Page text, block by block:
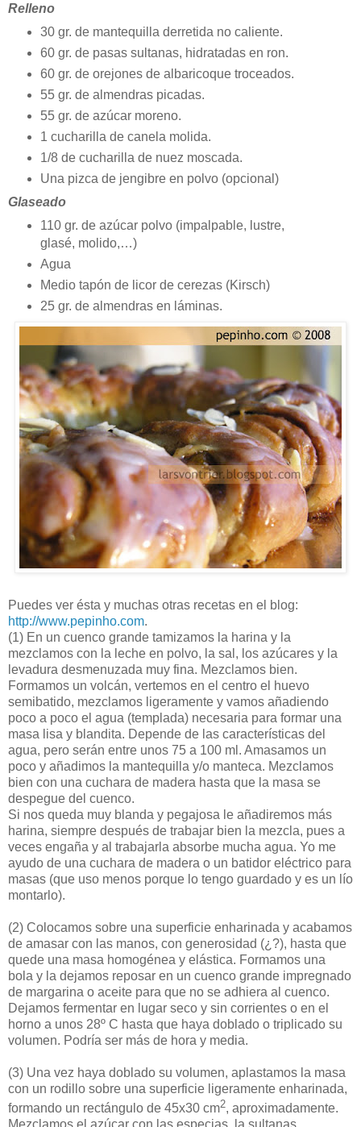
Relleno
30 gr. de mantequilla derretida no caliente.
60 gr. de pasas sultanas, hidratadas en ron.
60 gr. de orejones de albaricoque troceados.
55 gr. de almendras picadas.
55 gr. de azúcar moreno.
1 cucharilla de canela molida.
1/8 de cucharilla de nuez moscada.
Una pizca de jengibre en polvo (opcional)
Glaseado
110 gr. de azúcar polvo (impalpable, lustre,
glasé, molido,…)
Agua
Medio tapón de licor de cerezas (Kirsch)
25 gr. de almendras en láminas.
Puedes ver ésta y muchas otras recetas en el blog:
http://www.pepinho.com.
(1) En un cuenco grande tamizamos la harina y la
mezclamos con la leche en polvo, la sal, los azúcares y la
levadura desmenuzada muy fina. Mezclamos bien.
Formamos un volcán, vertemos en el centro el huevo
semibatido, mezclamos ligeramente y vamos añadiendo
poco a poco el agua (templada) necesaria para formar una
masa lisa y blandita. Depende de las características del
agua, pero serán entre unos 75 a 100 ml. Amasamos un
poco y añadimos la mantequilla y/o manteca. Mezclamos
bien con una cuchara de madera hasta que la masa se
despegue del cuenco.
Si nos queda muy blanda y pegajosa le añadiremos más
harina, siempre después de trabajar bien la mezcla, pues a
veces engaña y al trabajarla absorbe mucha agua. Yo me
ayudo de una cuchara de madera o un batidor eléctrico para
masas (que uso menos porque lo tengo guardado y es un lío
montarlo).
(2) Colocamos sobre una superficie enharinada y acabamos
de amasar con las manos, con generosidad (¿?), hasta que
quede una masa homogénea y elástica. Formamos una
bola y la dejamos reposar en un cuenco grande impregnado
de margarina o aceite para que no se adhiera al cuenco.
Dejamos fermentar en lugar seco y sin corrientes o en el
horno a unos 28º C hasta que haya doblado o triplicado su
volumen. Podría ser más de hora y media.
(3) Una vez haya doblado su volumen, aplastamos la masa
con un rodillo sobre una superficie ligeramente enharinada,
formando un rectángulo de 45x30 cm2, aproximadamente.
Mezclamos el azúcar con las especias, la sultanas